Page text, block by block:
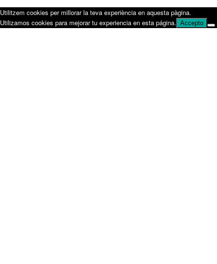
Utilitzem cookies per millorar la teva experiència en aquesta pàgina.
Utilizamos cookies para mejorar tu experiencia en esta página. Accepto